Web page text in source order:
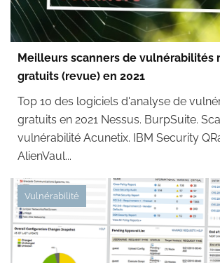
Meilleurs scanners de vulnérabilités
gratuits (revue) en 2021
Top 10 des logiciels d'analyse de
gratuits en 2021 Nessus. BurpSuite.
vulnérabilité Acunetix. IBM Security
AlienVaul...
Vulnérabilité